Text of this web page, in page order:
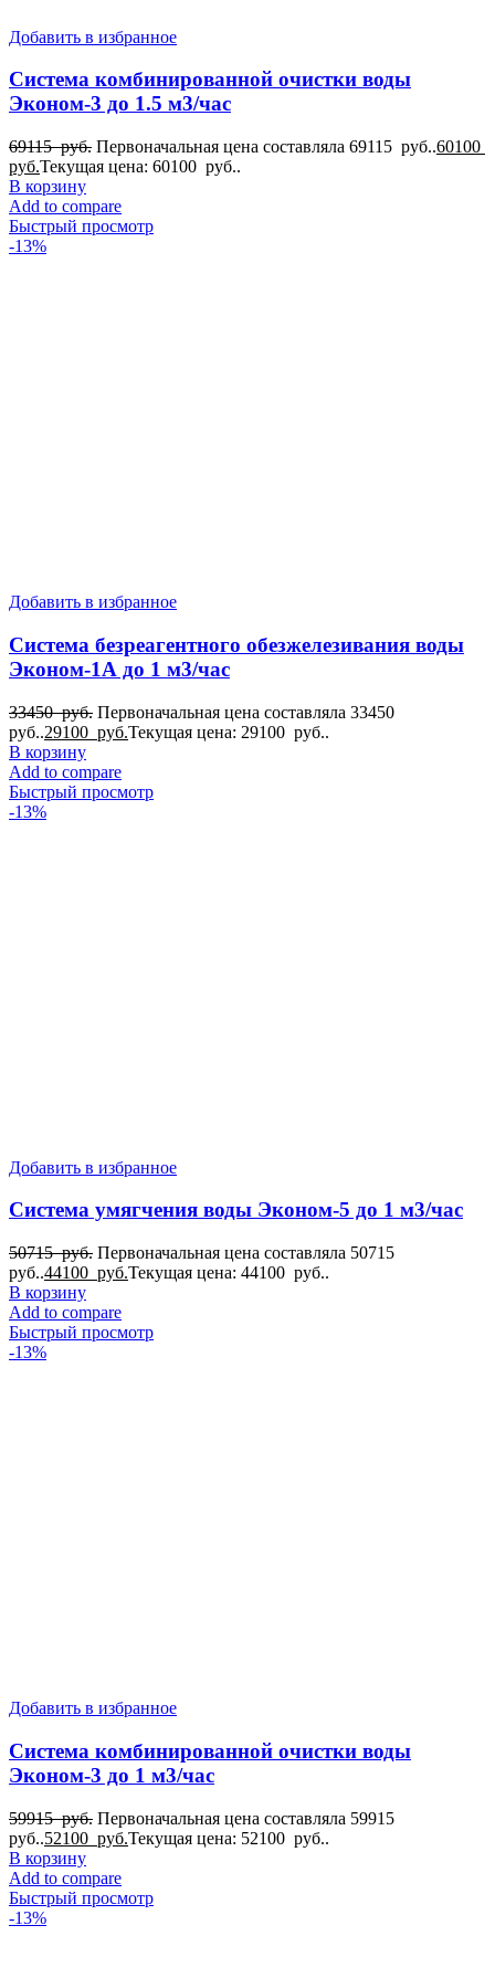
Добавить в избранное
Система комбинированной очистки воды
Эконом-3 до 1.5 м3/час
69115руб. Первоначальная цена составляла 69115 руб..60100
руб.Текущая цена: 60100 руб..
В корзину
Add to compare
Быстрый просмотр
-13%
Добавить в избранное
Система безреагентного обезжелезивания воды
Эконом-1А до 1 м3/час
33450руб. Первоначальная цена составляла 33450
руб..29100 руб.Текущая цена: 29100 руб..
В корзину
Add to compare
Быстрый просмотр
-13%
Добавить в избранное
Система умягчения воды Эконом-5 до 1 м3/час
50715руб. Первоначальная цена составляла 50715
руб..44100 руб.Текущая цена: 44100 руб..
В корзину
Add to compare
Быстрый просмотр
-13%
Добавить в избранное
Система комбинированной очистки воды
Эконом-3 до 1 м3/час
59915руб. Первоначальная цена составляла 59915
руб..52100 руб.Текущая цена: 52100 руб..
В корзину
Add to compare
Быстрый просмотр
-13%